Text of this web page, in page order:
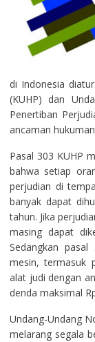
di Indonesia
(KUHP) dan
Penertiban
ancaman
Pasal 303 KUHP
bahwa setiap
perjudian di
banyak dapat
tahun. Jika
masing dapat
Sedangkan
mesin, termasuk
alat judi dengan
denda maksimal
Undang-Undang
melarang segala